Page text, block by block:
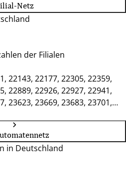
Netz
der Filialen
22143, 22177, 22305, 22359,
22889, 22926, 22927, 22941,
23623, 23669, 23683, 23701,
23744, 23758, 23769, 23774,
in Deutschland